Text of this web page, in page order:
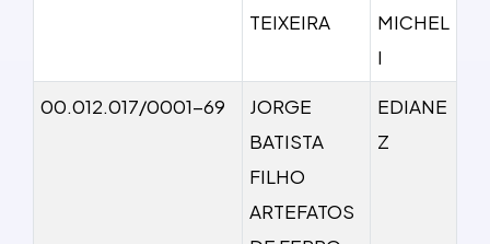
TEIXEIRA
MICHEL
I
00.012.017/0001-69
JORGE
BATISTA
FILHO
ARTEFATOS
EDIANE
Z